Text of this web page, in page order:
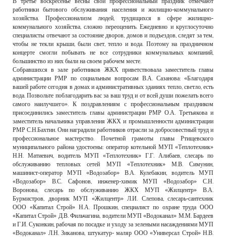
РЕКЛАМОДАТЕЛЯМ
ОБЪЯВЛЕНИЯ
КОНТАКТЫ
работники бытового обслуживания населения и жилищно-коммунального
хозяйства. Профессионализм людей, трудящихся в сфере жилищно-
коммунального хозяйства, сложно переоценить. Ежедневно и круглосуточно
специалисты отвечают за состояние дворов, домов и подъездов, следят за тем,
чтобы не текли крыши, были свет, тепло и вода. Поэтому на праздничном
концерте смогли побывать не все сотрудники коммунальных компаний,
большинство из них были на своем рабочем месте.
Собравшихся в зале работников ЖКХ приветствовала заместитель главы
администрации РМР по социальным вопросам В.А. Сазанова: «Благодаря
вашей работе сегодня в домах и административных зданиях тепло, светло, есть
вода. Позвольте поблагодарить вас за ваш труд и от всей души пожелать всего
самого наилучшего». К поздравлениям с профессиональным праздником
присоединились заместитель главы администрации РМР О.А. Третьякова и
заместитель начальника управления ЖКХ и промышленности администрации
РМР С.Н.Бахтин. Они наградили работников отрасли за добросовестный труд и
профессиональное мастерство. Почетной грамоты главы Ртищевского
муниципального района удостоены: оператор котельной МУП «Теплотехник»
Н.Н. Матиевич, водитель МУП «Теплотехник» Г.Г. Алибаев, слесарь по
обслуживанию тепловых сетей МУП «Теплотехник» М.В. Симунин,
машинист-оператор МУП «Водозабор» В.А. Кулебакин, водитель МУП
«Водозабор» В.С. Сафонов, инженер-химик МУП «Водозабор» С.Н.
Воронова, слесарь по обслуживанию ЖКХ МУП «Жилцентр» В.А.
Бурмистров, дворник МУП «Жилцентр» Л.И. Слепова, слесарь-сантехник
ООО «Капитал Строй» Н.А. Прошкин, специалист по охране труда ООО
«Капитал Строй» Д.В. Фильчагина, водители МУП «Водоканал» М.М. Бардеев
и Г.И. Суконкин, рабочая по посадке и уходу за зелеными насаждениями МУП
«Водоканал» Л.Н. Зиканова, штукатур- маляр ООО «Универсал Строй» Н.В.